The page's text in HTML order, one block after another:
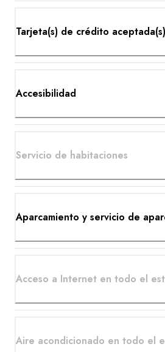
Tarjeta(s) de crédito aceptada(s)
Accesibilidad
Servicio de habitaciones
Aparcamiento y servicio de
Acceso a Internet en todo el
Aire acondicionado en todo el